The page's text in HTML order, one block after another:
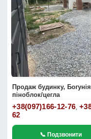
Продаж будинку,
піноблок/цегла
+38(097)166-12-76,
62
📞 Подзвонити